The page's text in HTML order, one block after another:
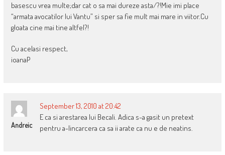
basescu vrea multe;dar cat o sa mai dureze asta/?!Mie imi place
“armata avocatilor lui Vantu” si sper sa fie mult mai mare in viitor.Cu
gloata cine mai tine altfel?!
Cu acelasi respect,
ioanaP
Andreic
September 13, 2010 at 20:42
E ca si arestarea lui Becali. Adica s-a gasit un pretext
pentru a-lincarcera ca sa ii arate ca nu e de neatins.